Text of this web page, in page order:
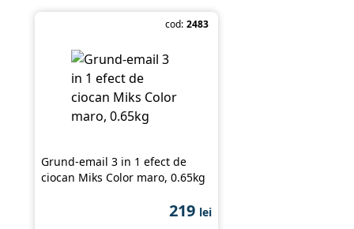
cod: 2483
Grund-email 3 in 1 efect de
ciocan Miks Color maro, 0.65kg
219 lei